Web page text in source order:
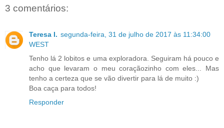
3 comentários:
Teresa I. segunda-feira, 31 de julho de 2017 às 11:34:00
WEST
Tenho lá 2 lobitos e uma exploradora. Seguiram há pouco e
acho que levaram o meu coraçãozinho com eles... Mas
tenho a certeza que se vão divertir para lá de muito :)
Boa caça para todos!
Responder